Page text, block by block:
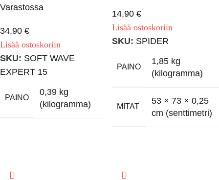
Varastossa
34,90 €
Lisää ostoskoriin
SKU: SOFT WAVE
EXPERT 15
PAINO
0,39 kg
(kilogramma)
14,90 €
Lisää ostoskoriin
SKU: SPIDER
PAINO
1,85 kg
(kilogramma)
MITAT
53 × 73 × 0,25
cm (senttimetri)